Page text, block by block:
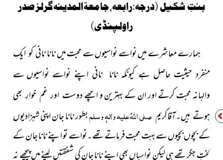
بنتِ شکیل (درجہ:رابعہ، جامعۃ المدینہ گرلز صدر
راولپنڈی)
ہمارے معاشرے میں نواسے نواسیوں سے محبت میں نانانانی کو ایک
منفرد حیثیت حاصل ہے کیونکہ نانا نانی اپنے نواسے نواسیوں سے
والہانہ محبت کرتے اور ان کے بہترین و اچھےدوست اور غم خوار بھی
ہوتے ہیں۔آقاکریم صلی اللہُ علیہ واٰلہٖ وسلمبطور نانا جان اپنی شہزادیوں
کے بچوں بچیوں سے بہت محبت فرماتے تھے۔نواسے تو اپنے نانا جان کے
لختِ جگر تھے ہی لیکن نواسیاں بھی اپنے نانا جان کی شفقتیں لینے میں پیچھے نہ